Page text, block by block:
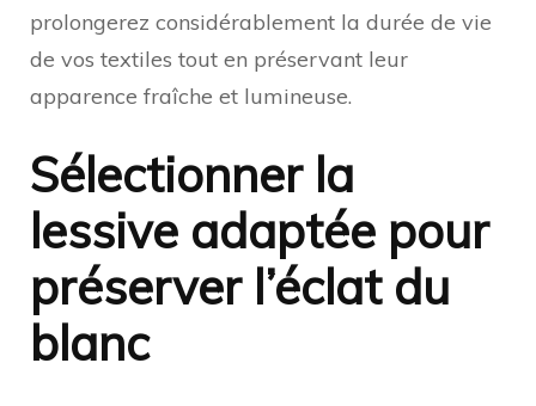
prolongerez considérablement la durée de vie
de vos textiles tout en préservant leur
apparence fraîche et lumineuse.
Sélectionner la
lessive adaptée pour
préserver l’éclat du
blanc